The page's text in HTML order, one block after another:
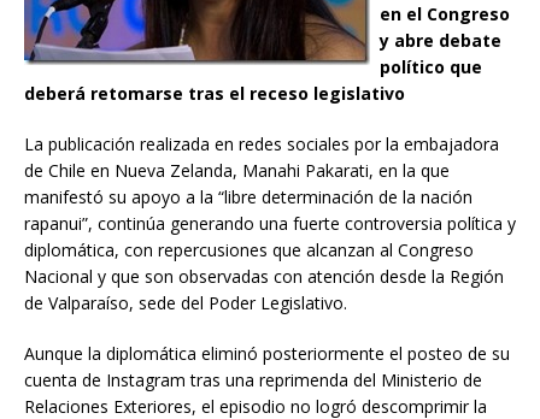
en el Congreso
y abre debate
político que
deberá retomarse tras el receso legislativo
La publicación realizada en redes sociales por la embajadora
de Chile en Nueva Zelanda, Manahi Pakarati, en la que
manifestó su apoyo a la “libre determinación de la nación
rapanui”, continúa generando una fuerte controversia política y
diplomática, con repercusiones que alcanzan al Congreso
Nacional y que son observadas con atención desde la Región
de Valparaíso, sede del Poder Legislativo.
Aunque la diplomática eliminó posteriormente el posteo de su
cuenta de Instagram tras una reprimenda del Ministerio de
Relaciones Exteriores, el episodio no logró descomprimir la